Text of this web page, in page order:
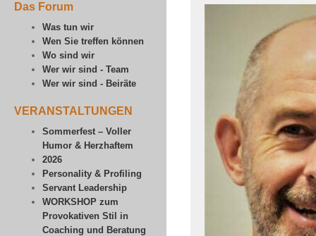
Das Forum
Was tun wir
Wen Sie treffen können
Wo sind wir
Wer wir sind - Team
Wer wir sind - Beiräte
VERANSTALTUNGEN
Sommerfest – Voller
Humor & Herzhaftem
2026
Personality & Profiling
Servant Leadership
WORKSHOP zum
Provokativen Stil in
Coaching und Beratung